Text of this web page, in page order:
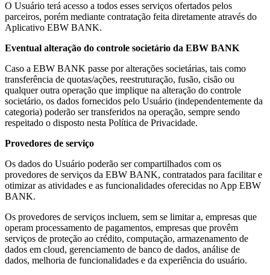
O Usuário terá acesso a todos esses serviços ofertados pelos
parceiros, porém mediante contratação feita diretamente através do
Aplicativo EBW BANK.
Eventual alteração do controle societário da EBW BANK
Caso a EBW BANK passe por alterações societárias, tais como
transferência de quotas/ações, reestruturação, fusão, cisão ou
qualquer outra operação que implique na alteração do controle
societário, os dados fornecidos pelo Usuário (independentemente da
categoria) poderão ser transferidos na operação, sempre sendo
respeitado o disposto nesta Política de Privacidade.
Provedores de serviço
Os dados do Usuário poderão ser compartilhados com os
provedores de serviços da EBW BANK, contratados para facilitar e
otimizar as atividades e as funcionalidades oferecidas no App EBW
BANK.
Os provedores de serviços incluem, sem se limitar a, empresas que
operam processamento de pagamentos, empresas que provêm
serviços de proteção ao crédito, computação, armazenamento de
dados em cloud, gerenciamento de banco de dados, análise de
dados, melhoria de funcionalidades e da experiência do usuário.